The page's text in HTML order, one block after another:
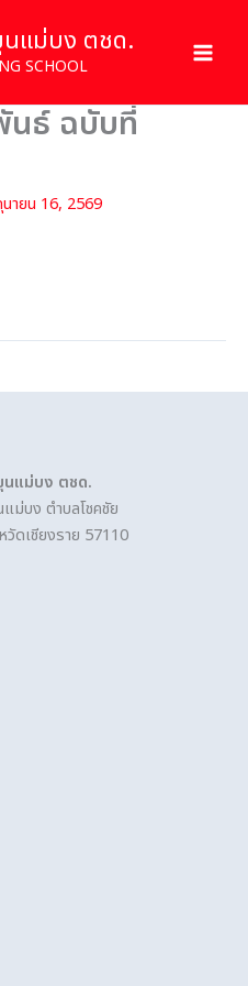
นแม่บง ตชด.
SCHOOL
นธ์ ฉบับที่
ายน 16, 2569
นแม่บง ตชด.
ม่บง ตำบลโชคชัย
วัดเชียงราย 57110